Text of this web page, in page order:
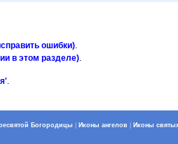
ошибки).
в этом разделе).
.
Богородицы Иконы ангелов Иконы